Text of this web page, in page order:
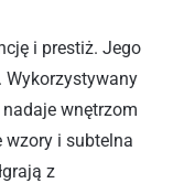
i prestiż. Jego
Wykorzystywany
wnętrzom
wzory i subtelna
z